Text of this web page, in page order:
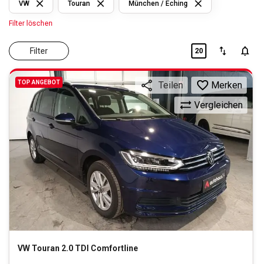
Filter
VW Touran München / Eching
Filter löschen
20
TOP ANGEBOT
VW Touran 2.0 TDI Comfortline
Vergleichen
Teilen Merken